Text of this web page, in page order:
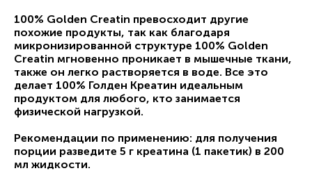
100% Golden Creatin превосходит другие
похожие продукты, так как благодаря
микронизированной структуре 100% Golden
Creatin мгновенно проникает в мышечные ткани,
также он легко растворяется в воде. Все это
делает 100% Голден Креатин идеальным
продуктом для любого, кто занимается
физической нагрузкой.
Рекомендации по применению: для получения
порции разведите 5 г креатина (1 пакетик) в 200
мл жидкости.